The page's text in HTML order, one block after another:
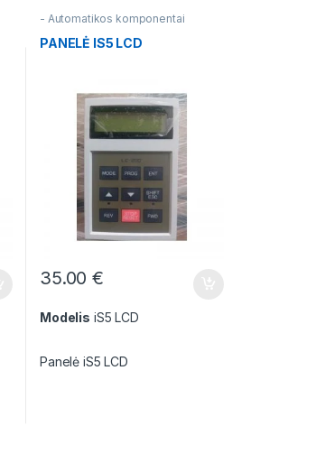
- Automatikos komponentai
PANELĖ IS5 LCD
35.00€
Modelis iS5 LCD
Panelė iS5 LCD